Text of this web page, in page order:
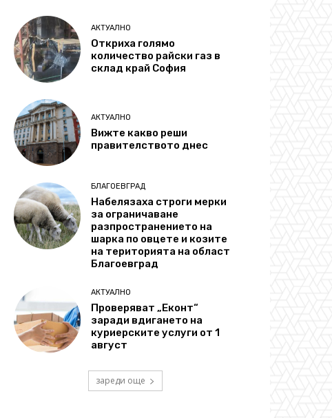
АКТУАЛНО
Откриха голямо
количество райски газ в
склад край София
АКТУАЛНО
Вижте какво реши
правителството днес
БЛАГОЕВГРАД
Набелязаха строги мерки
за ограничаване
разпространението на
шарка по овцете и козите
на територията на област
Благоевград
АКТУАЛНО
Проверяват „Еконт“
заради вдигането на
куриерските услуги от 1
август
зареди още